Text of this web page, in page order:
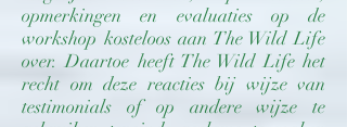
opmerkingen en evaluaties op de
workshop kosteloos aan The Wild Life
over. Daartoe heeft The Wild Life het
recht om deze reacties bij wijze van
testimonials of op andere wijze te